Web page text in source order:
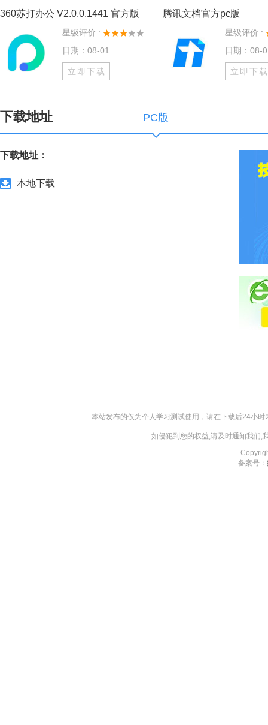
360苏打办公 V2.0.0.1441 官方版
星级评价 :
日期：08-01
立即下载
腾讯文档官方pc版
星级评价 :
日期：08-
立即下载
下载地址 PC版
下载地址：
本地下载
本站发布的仅为个人学习测试使用，请在下载后24小
如侵犯到您的权益,请及时通知我们,
备案号：